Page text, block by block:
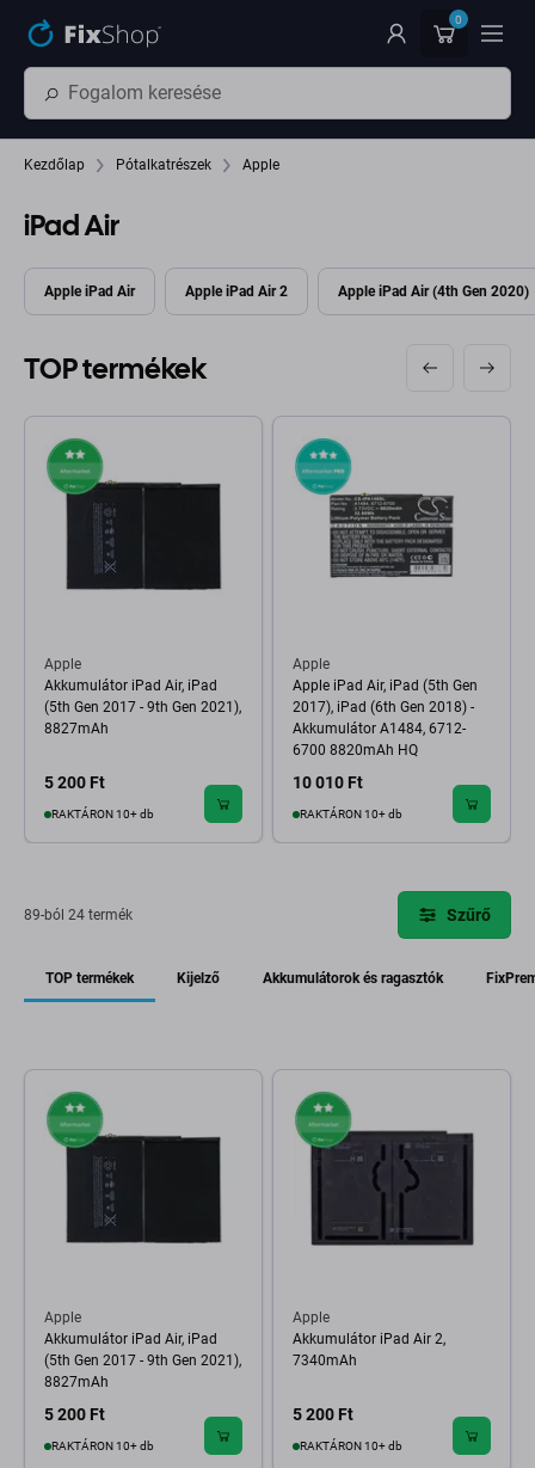
0
Kezdőlap Pótalkatrészek Apple
iPad Air
Apple iPad Air Apple iPad Air 2 Apple iPad Air (4th Gen 2020)
TOP termékek
Apple
Akkumulátor iPad Air, iPad
(5th Gen 2017 - 9th Gen 2021),
8827mAh
5 200 Ft
RAKTÁRON 10+ db
Apple
Apple iPad Air, iPad (5th Gen
2017), iPad (6th Gen 2018) -
Akkumulátor A1484, 6712-
6700 8820mAh HQ
10 010 Ft
RAKTÁRON 10+ db
89-ból 24 termék Szűrő
TOP termékek Kijelző Akkumulátorok és ragasztók
Apple
Akkumulátor iPad Air, iPad
(5th Gen 2017 - 9th Gen 2021),
8827mAh
5 200 Ft
RAKTÁRON 10+ db
Apple
Akkumulátor iPad Air 2,
7340mAh
5 200 Ft
RAKTÁRON 10+ db